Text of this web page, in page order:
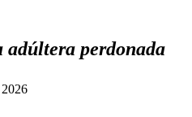
adúltera perdonada